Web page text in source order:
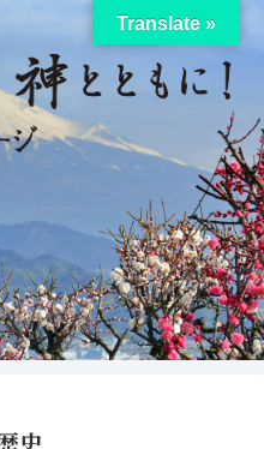
Translate »